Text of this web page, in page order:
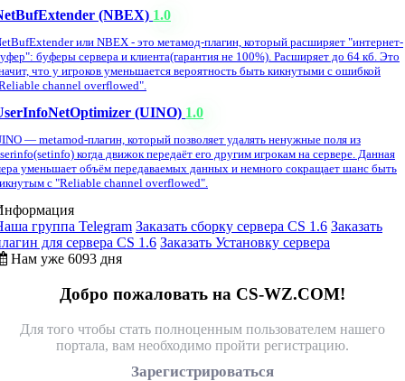
(NBEX) 1.0
или NBEX - это метамод-плагин, который расширяет "интернет-
буферы сервера и клиента(гарантия не 100%). Расширяет до 64 кб. Это
что у игроков уменьшается вероятность быть кикнутыми с ошибкой
channel overflowed".
(UINO) 1.0
— metamod-плагин, который позволяет удалять ненужные поля из
когда движок передаёт его другим игрокам на сервере. Данная
уменьшает объём передаваемых данных и немного сокращает шанс быть
с "Reliable channel overflowed".
группа Telegram Заказать сборку сервера CS 1.6 Заказать
для сервера CS 1.6 Заказать Установку сервера
Нам уже 6093 дня
Добро пожаловать на CS-WZ.COM!
Для того чтобы стать полноценным пользователем нашего
портала, вам необходимо пройти регистрацию.
Зарегистрироваться